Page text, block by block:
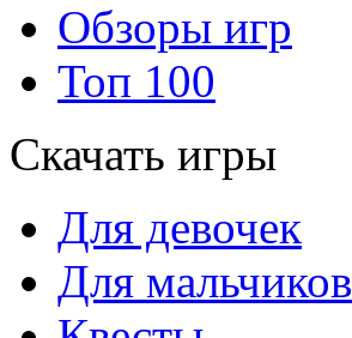
Обзоры игр
Топ 100
Скачать игры
Для девочек
Для мальчиков